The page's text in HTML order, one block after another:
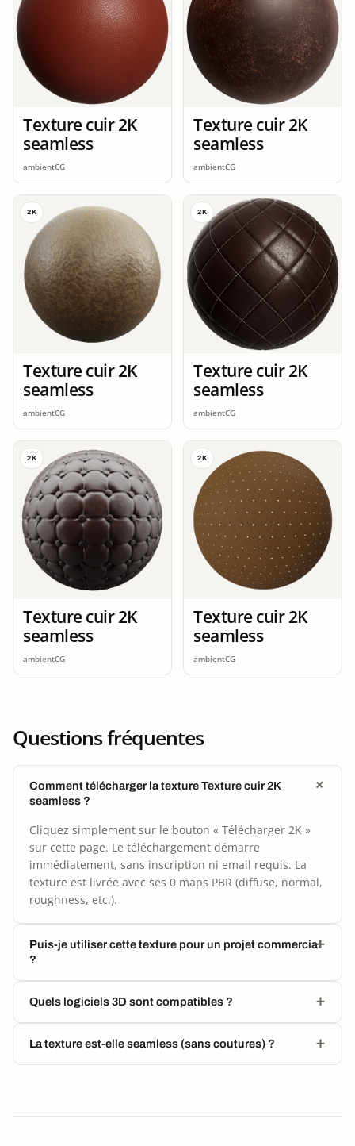
Texture cuir 2K
seamless
ambientCG
Texture cuir 2K
seamless
ambientCG
2K
Texture cuir 2K
seamless
ambientCG
2K
Texture cuir 2K
seamless
ambientCG
2K
Texture cuir 2K
seamless
ambientCG
2K
Texture cuir 2K
seamless
ambientCG
Questions fréquentes
Comment télécharger la texture Texture cuir 2K
seamless ?
Cliquez simplement sur le bouton « Télécharger 2K »
sur cette page. Le téléchargement démarre
immédiatement, sans inscription ni email requis. La
texture est livrée avec ses 0 maps PBR (diffuse, normal,
roughness, etc.).
Puis-je utiliser cette texture pour un projet commercial
?
Quels logiciels 3D sont compatibles ?
La texture est-elle seamless (sans coutures) ?